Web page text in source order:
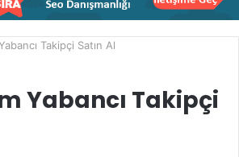
Takipçi Satın Al
Yabancı Takipçi